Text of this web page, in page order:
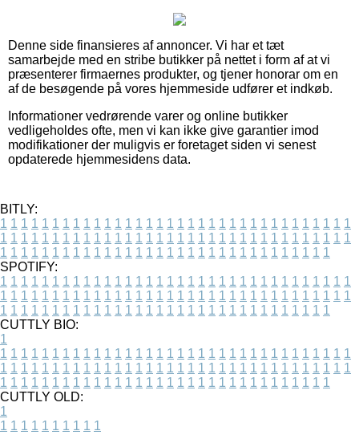
Denne side finansieres af annoncer. Vi har et tæt
samarbejde med en stribe butikker på nettet i form af at vi
præsenterer firmaernes produkter, og tjener honorar om en
af de besøgende på vores hjemmeside udfører et indkøb.
Informationer vedrørende varer og online butikker
vedligeholdes ofte, men vi kan ikke give garantier imod
modifikationer der muligvis er foretaget siden vi senest
opdaterede hjemmesidens data.
BITLY:
1 1 1 1 1 1 1 1 1 1 1 1 1 1 1 1 1 1 1 1 1 1 1 1 1 1 1 1 1 1 1 1 1 1
1 1 1 1 1 1 1 1 1 1 1 1 1 1 1 1 1 1 1 1 1 1 1 1 1 1 1 1 1 1 1 1 1 1
1 1 1 1 1 1 1 1 1 1 1 1 1 1 1 1 1 1 1 1 1 1 1 1 1 1 1 1 1 1 1 1
SPOTIFY:
1 1 1 1 1 1 1 1 1 1 1 1 1 1 1 1 1 1 1 1 1 1 1 1 1 1 1 1 1 1 1 1 1 1
1 1 1 1 1 1 1 1 1 1 1 1 1 1 1 1 1 1 1 1 1 1 1 1 1 1 1 1 1 1 1 1 1 1
1 1 1 1 1 1 1 1 1 1 1 1 1 1 1 1 1 1 1 1 1 1 1 1 1 1 1 1 1 1 1 1
CUTTLY BIO:
1
1 1 1 1 1 1 1 1 1 1 1 1 1 1 1 1 1 1 1 1 1 1 1 1 1 1 1 1 1 1 1 1 1 1
1 1 1 1 1 1 1 1 1 1 1 1 1 1 1 1 1 1 1 1 1 1 1 1 1 1 1 1 1 1 1 1 1 1
1 1 1 1 1 1 1 1 1 1 1 1 1 1 1 1 1 1 1 1 1 1 1 1 1 1 1 1 1 1 1 1
CUTTLY OLD:
1
1 1 1 1 1 1 1 1 1 1